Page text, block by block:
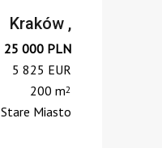
Kraków ,
25 000 PLN
5 825 EUR
200 m2
Stare Miasto